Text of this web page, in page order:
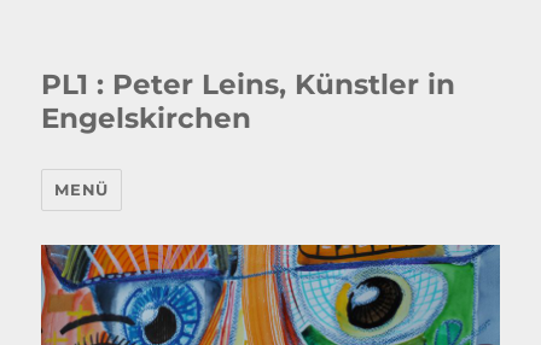
PL1 : Peter Leins, Künstler in
Engelskirchen
MENÜ